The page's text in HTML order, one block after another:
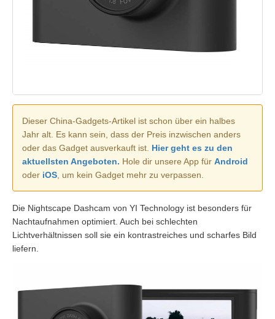
Dieser China-Gadgets-Artikel ist schon über ein halbes
Jahr alt. Es kann sein, dass der Preis inzwischen anders
oder das Gadget ausverkauft ist. Hier geht es zu den
aktuellsten Angeboten. Hole dir unsere App für Android
oder iOS , um kein Gadget mehr zu verpassen.
Die Nightscape Dashcam von YI Technology ist besonders für
Nachtaufnahmen optimiert. Auch bei schlechten
Lichtverhältnissen soll sie ein kontrastreiches und scharfes Bild
liefern.